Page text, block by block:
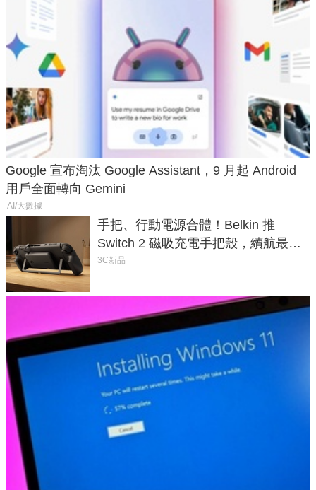
Google 宣布淘汰 Google Assistant，9 月起 Android
用戶全面轉向 Gemini
AI/大數據
手把、行動電源合體！Belkin 推
Switch 2 磁吸充電手把殼，續航最高
延長 1.5 倍
3C新品